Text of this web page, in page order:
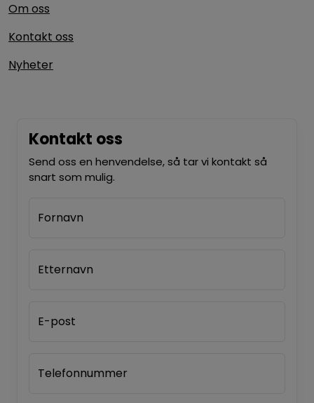
Om oss
Kontakt oss
Nyheter
Kontakt oss
Send oss en henvendelse, så tar vi kontakt så
snart som mulig.
Fornavn
Etternavn
E-post
Telefonnummer